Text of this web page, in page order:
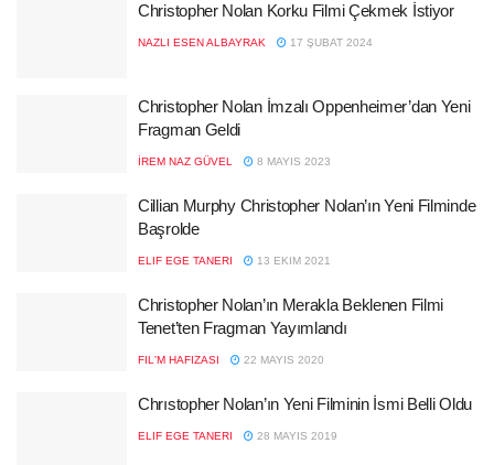
Christopher Nolan Korku Filmi Çekmek İstiyor
NAZLI ESEN ALBAYRAK 17 ŞUBAT 2024
Christopher Nolan İmzalı Oppenheimer’dan Yeni
Fragman Geldi
İREM NAZ GÜVEL 8 MAYIS 2023
Cillian Murphy Christopher Nolan’ın Yeni Filminde
Başrolde
ELIF EGE TANERI 13 EKIM 2021
Christopher Nolan’ın Merakla Beklenen Filmi
Tenet’ten Fragman Yayımlandı
FIL'M HAFIZASI 22 MAYIS 2020
Chrıstopher Nolan’ın Yeni Filminin İsmi Belli Oldu
ELIF EGE TANERI 28 MAYIS 2019